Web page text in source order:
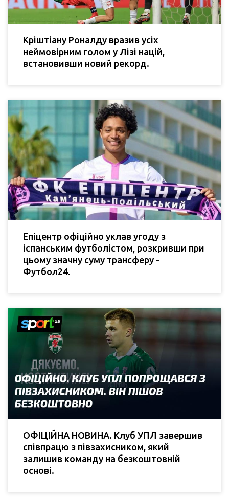
Кріштіану Роналду вразив усіх
неймовірним голом у Лізі націй,
встановивши новий рекорд.
Епіцентр офіційно уклав угоду з
іспанським футболістом, розкривши при
цьому значну суму трансферу -
Футбол24.
ОФІЦІЙНА НОВИНА. Клуб УПЛ завершив
співпрацю з півзахисником, який
залишив команду на безкоштовній
основі.